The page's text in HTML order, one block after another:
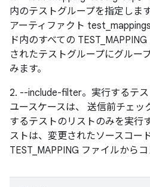
内のテストグループを指定しま
アーティファクト
ド内のすべての
されたテストグループにグルー
みます。
2. --include-filter。実行するテス
ユースケースは、 送信前チェッ
するテストのリストのみを実行
ストは、変更されたソースコー
TEST_MAPPING ファイルからコ